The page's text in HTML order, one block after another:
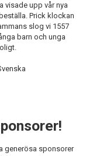
visade upp vår nya
Prick klockan
slog vi 1557
barn och unga
generösa sponsorer